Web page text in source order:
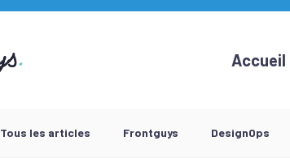
Accueil
Tous les articles Frontguys DesignOps